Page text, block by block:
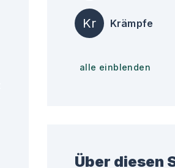
Kr Krämpfe
alle einblenden
Über diesen